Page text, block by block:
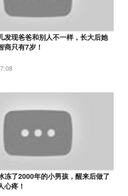
发现爸爸和别人不一样，长大后她
商只有7岁！
冻了2000年的小男孩，醒来后做了
心疼！